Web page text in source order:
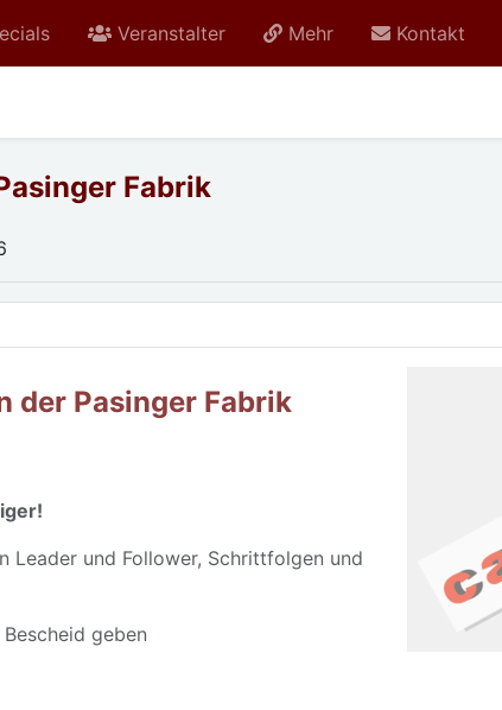
Veranstalter Mehr Kontakt
Fabrik
der Pasinger Fabrik
Leader und Follower, Schrittfolgen und
geben